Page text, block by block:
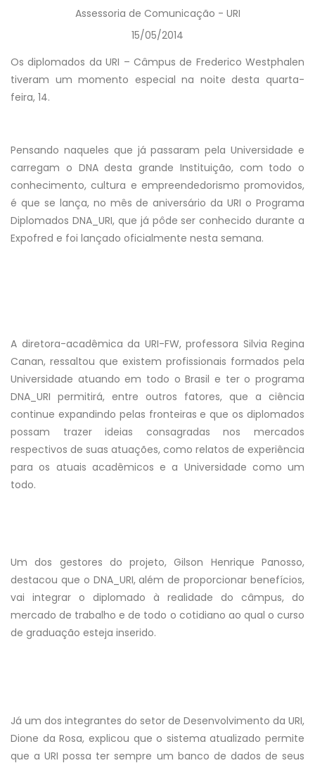
Assessoria de Comunicação - URI
15/05/2014
Os diplomados da URI – Câmpus de Frederico Westphalen
tiveram um momento especial na noite desta quarta-
feira, 14.
Pensando naqueles que já passaram pela Universidade e
carregam o DNA desta grande Instituição, com todo o
conhecimento, cultura e empreendedorismo promovidos,
é que se lança, no mês de aniversário da URI o Programa
Diplomados DNA_URI, que já pôde ser conhecido durante a
Expofred e foi lançado oficialmente nesta semana.
A diretora-acadêmica da URI-FW, professora Silvia Regina
Canan, ressaltou que existem profissionais formados pela
Universidade atuando em todo o Brasil e ter o programa
DNA_URI permitirá, entre outros fatores, que a ciência
continue expandindo pelas fronteiras e que os diplomados
possam trazer ideias consagradas nos mercados
respectivos de suas atuações, como relatos de experiência
para os atuais acadêmicos e a Universidade como um
todo.
Um dos gestores do projeto, Gilson Henrique Panosso,
destacou que o DNA_URI, além de proporcionar benefícios,
vai integrar o diplomado à realidade do câmpus, do
mercado de trabalho e de todo o cotidiano ao qual o curso
de graduação esteja inserido.
Já um dos integrantes do setor de Desenvolvimento da URI,
Dione da Rosa, explicou que o sistema atualizado permite
que a URI possa ter sempre um banco de dados de seus